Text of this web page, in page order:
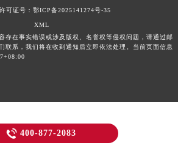
可证号：鄂ICP备2025141274号-35
XML
存在事实错误或涉及版权、名誉权等侵权问题，请通过邮
联系，我们将在收到通知后立即依法处理。当前页面信息
 400-877-2083